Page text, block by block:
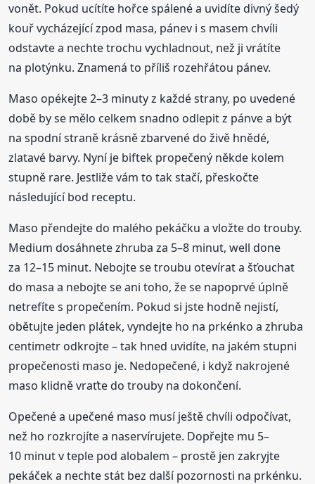
vonět. Pokud ucítíte hořce spálené a uvidíte divný šedý
kouř vycházející zpod masa, pánev i s masem chvíli
odstavte a nechte trochu vychladnout, než ji vrátíte
na plotýnku. Znamená to příliš rozehřátou pánev.
Maso opékejte 2–3 minuty z každé strany, po uvedené
době by se mělo celkem snadno odlepit z pánve a být
na spodní straně krásně zbarvené do živě hnědé,
zlatavé barvy. Nyní je biftek propečený někde kolem
stupně rare. Jestliže vám to tak stačí, přeskočte
následující bod receptu.
Maso přendejte do malého pekáčku a vložte do trouby.
Medium dosáhnete zhruba za 5–8 minut, well done
za 12–15 minut. Nebojte se troubu otevírat a šťouchat
do masa a nebojte se ani toho, že se napoprvé úplně
netrefíte s propečením. Pokud si jste hodně nejistí,
obětujte jeden plátek, vyndejte ho na prkénko a zhruba
centimetr odkrojte – tak hned uvidíte, na jakém stupni
propečenosti maso je. Nedopečené, i když nakrojené
maso klidně vraťte do trouby na dokončení.
Opečené a upečené maso musí ještě chvíli odpočívat,
než ho rozkrojíte a naservírujete. Dopřejte mu 5–
10 minut v teple pod alobalem – prostě jen zakryjte
pekáček a nechte stát bez další pozornosti na prkénku.